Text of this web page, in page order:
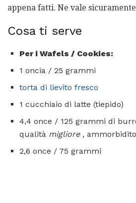
appena fatti. Ne vale
Cosa ti serve
Per i Wafels / Cookies:
1 oncia / 25 grammi
torta di lievito fresco
1 cucchiaio di latte (tiepido)
4,4 once / 125 grammi di
qualità migliore,
2,6 once / 75 grammi